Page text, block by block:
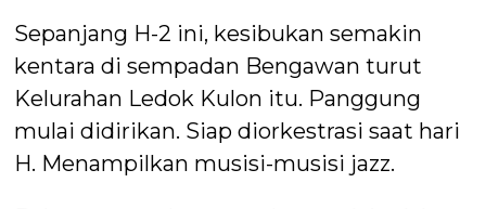
Sepanjang H-2 ini, kesibukan semakin
kentara di sempadan Bengawan turut
Kelurahan Ledok Kulon itu. Panggung
mulai didirikan. Siap diorkestrasi saat hari
H. Menampilkan musisi-musisi jazz.